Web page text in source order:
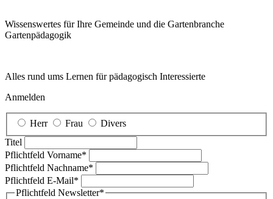
Wissenswertes für Ihre Gemeinde und die Gartenbranche
Garten­pädagogik
Alles rund ums Lernen für pädagogisch Interessierte
Anmelden
Herr Frau
Divers
Titel
Pflichtfeld Vorname*
Pflichtfeld Nachname*
Pflichtfeld E-Mail*
Pflichtfeld Newsletter*